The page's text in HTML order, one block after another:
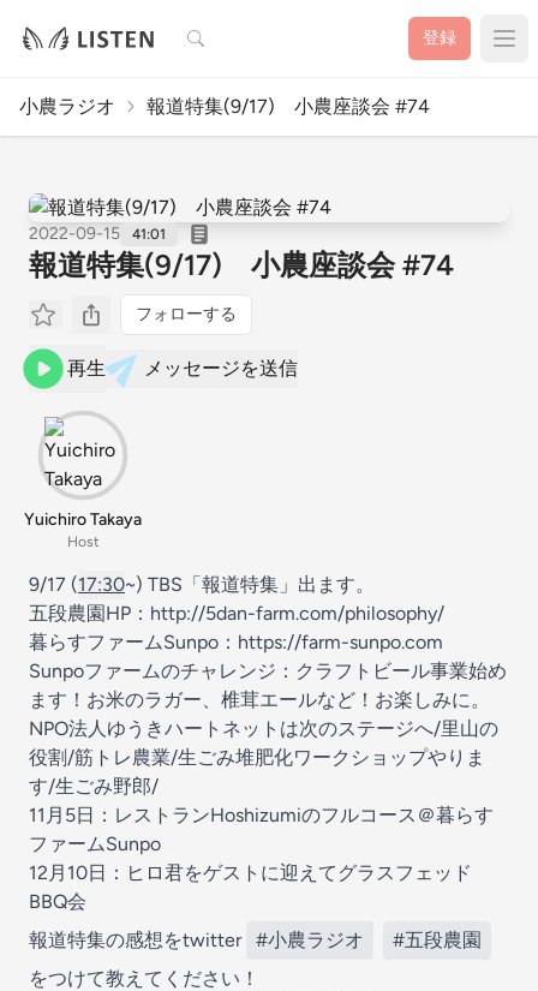
検索 登録
小農ラジオ 報道特集(9/17) 小農座談会 #74
2022-09-15 41:01
報道特集(9/17) 小農座談会 #74
フォローする
再生 メッセージを送信
Yuichiro Takaya
Host
9/17 (17:30~) TBS「報道特集」出ます。
五段農園HP：http://5dan-farm.com/philosophy/
暮らすファームSunpo：https://farm-sunpo.com
Sunpoファームのチャレンジ：クラフトビール事業始め
ます！お米のラガー、椎茸エールなど！お楽しみに。
NPO法人ゆうきハートネットは次のステージへ/里山の
役割/筋トレ農業/生ごみ堆肥化ワークショップやりま
す/生ごみ野郎/
11月5日：レストランHoshizumiのフルコース＠暮らす
ファームSunpo
12月10日：ヒロ君をゲストに迎えてグラスフェッド
BBQ会
報道特集の感想をtwitter #小農ラジオ
#五段農園
をつけて教えてください！